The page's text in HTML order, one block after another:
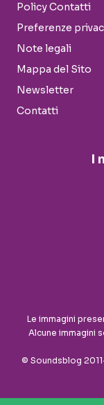
Policy Contatti
Preferenze
Note legali
Mappa del Sito
Newsletter
Contatti
I
Le immagini
Alcune immagini
© Soundsblog